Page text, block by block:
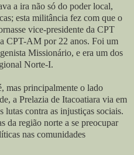
a ira não só do poder local,
esta militância fez com que o
vice-presidente da CPT
CPT-AM por 22 anos. Foi um
Missionário, e era um dos
Norte-I.
mas principalmente o lado
a Prelazia de Itacoatiara via em
lutas contra as injustiças sociais.
da região norte a se preocupar
nas comunidades